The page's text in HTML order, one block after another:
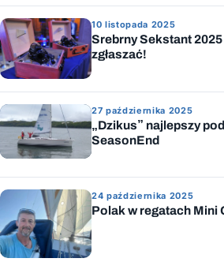
10 listopada 2025
Srebrny Sekstant
zgłaszać!
27 października 2025
„Dzikus” najlepszy
SeasonEnd
24 października 2025
Polak w regatach Mini